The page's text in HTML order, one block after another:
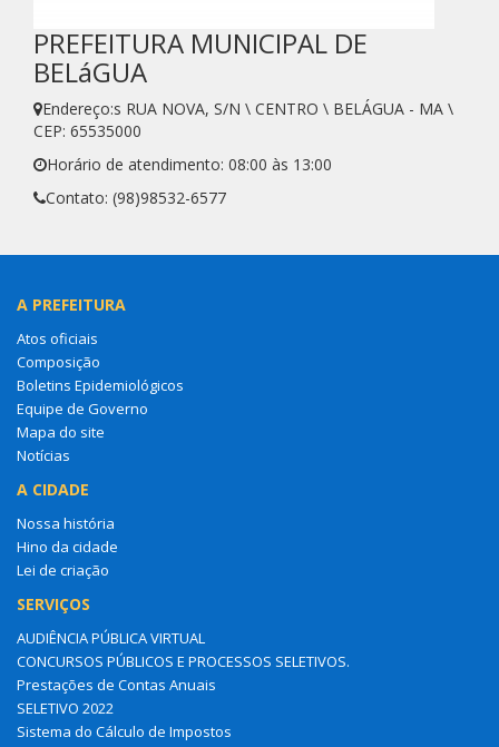
PREFEITURA MUNICIPAL DE
BELáGUA
Endereço:s RUA NOVA, S/N \ CENTRO \ BELÁGUA - MA \
CEP: 65535000
Horário de atendimento: 08:00 às 13:00
Contato: (98)98532-6577
A PREFEITURA
Atos oficiais
Composição
Boletins Epidemiológicos
Equipe de Governo
Mapa do site
Notícias
A CIDADE
Nossa história
Hino da cidade
Lei de criação
SERVIÇOS
AUDIÊNCIA PÚBLICA VIRTUAL
CONCURSOS PÚBLICOS E PROCESSOS SELETIVOS.
Prestações de Contas Anuais
SELETIVO 2022
Sistema do Cálculo de Impostos